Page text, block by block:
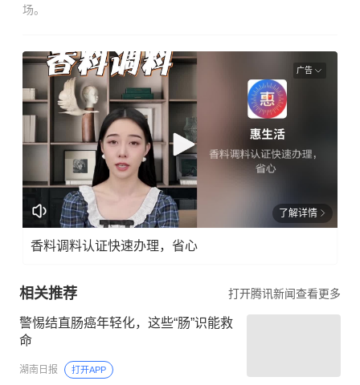
场。
广告
了解详情
香料调料认证快速办理，省心
相关推荐 打开腾讯新闻查看更多
警惕结直肠癌年轻化，这些“肠”识能救
命
湖南日报 打开APP